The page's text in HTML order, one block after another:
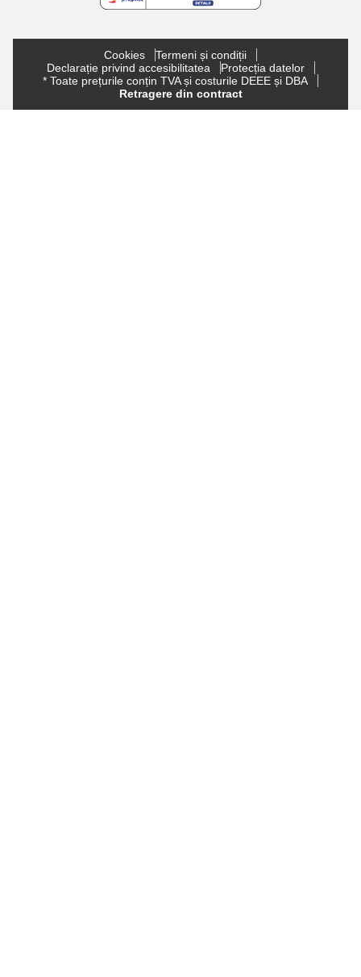
Cookies
Termeni și condiții
Declarație privind accesibilitatea
Protecția datelor
* Toate prețurile conțin TVA și costurile DEEE și DBA
Retragere din contract